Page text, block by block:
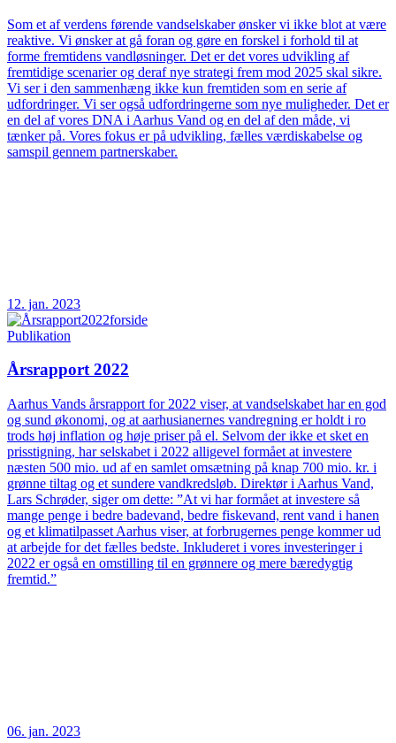
Som et af verdens førende vandselskaber ønsker vi ikke blot at være
reaktive. Vi ønsker at gå foran og gøre en forskel i forhold til at
forme fremtidens vandløsninger. Det er det vores udvikling af
fremtidige scenarier og deraf nye strategi frem mod 2025 skal sikre.
Vi ser i den sammenhæng ikke kun fremtiden som en serie af
udfordringer. Vi ser også udfordringerne som nye muligheder. Det er
en del af vores DNA i Aarhus Vand og en del af den måde, vi
tænker på. Vores fokus er på udvikling, fælles værdiskabelse og
samspil gennem partnerskaber.
12. jan. 2023
Publikation
Årsrapport 2022
Aarhus Vands årsrapport for 2022 viser, at vandselskabet har en god
og sund økonomi, og at aarhusianernes vandregning er holdt i ro
trods høj inflation og høje priser på el. Selvom der ikke et sket en
prisstigning, har selskabet i 2022 alligevel formået at investere
næsten 500 mio. ud af en samlet omsætning på knap 700 mio. kr. i
grønne tiltag og et sundere vandkredsløb. Direktør i Aarhus Vand,
Lars Schrøder, siger om dette: ”At vi har formået at investere så
mange penge i bedre badevand, bedre fiskevand, rent vand i hanen
og et klimatilpasset Aarhus viser, at forbrugernes penge kommer ud
at arbejde for det fælles bedste. Inkluderet i vores investeringer i
2022 er også en omstilling til en grønnere og mere bæredygtig
fremtid.”
06. jan. 2023